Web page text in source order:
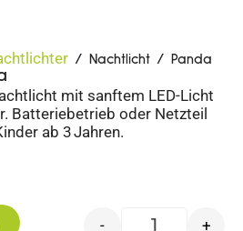
/ Nachtlicht / Panda
mit sanftem LED-Licht
Batteriebetrieb oder Netzteil
ab 3 Jahren.
- +